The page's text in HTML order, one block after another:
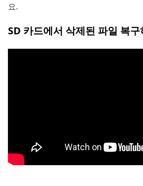
요.
SD 카드에서 삭제된 파일 복구